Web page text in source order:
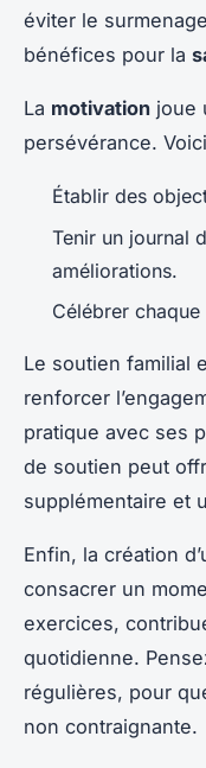
éviter le
bénéfices pour la
La motivation joue
persévérance.
Établir des
Tenir un journal
améliorations.
Célébrer
Le soutien familial
renforcer
pratique avec ses
de soutien peut
supplémentaire et
Enfin, la création
consacrer un
exercices,
quotidienne.
régulières, pour
non contraignante.